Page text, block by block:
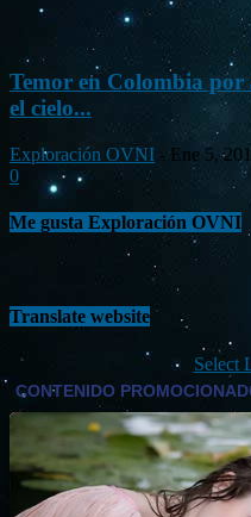
Temor en Colombia
el cielo...
Exploración OVNI - Ene 5,
0
Me gusta Exploración OVNI
Translate website
Select